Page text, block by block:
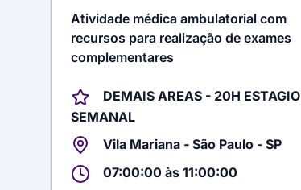
Atividade médica ambulatorial com
recursos para realização de exames
complementares
DEMAIS AREAS - 20H ESTAGIO
SEMANAL
Vila Mariana - São Paulo - SP
07:00:00 às 11:00:00